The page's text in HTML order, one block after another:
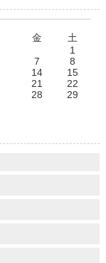
金
土
1
7
8
14
15
21
22
28
29